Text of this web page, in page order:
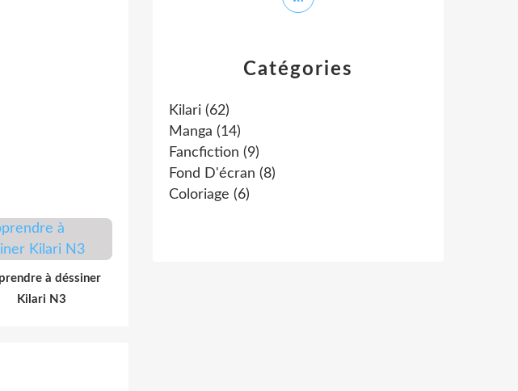
à déssiner
Kilari N3
Catégories
Kilari (62)
Manga (14)
Fancfiction (9)
Fond D'écran (8)
Coloriage (6)